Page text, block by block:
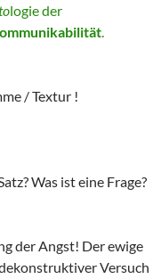
logie der
.
/ Textur !
Was ist eine Frage?
der Angst! Der ewige
Versuch